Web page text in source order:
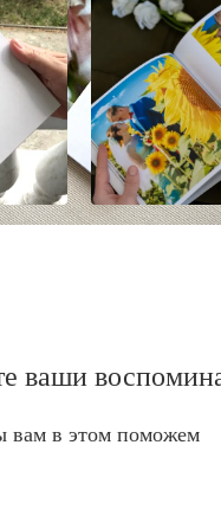
ваши
вам в этом поможем